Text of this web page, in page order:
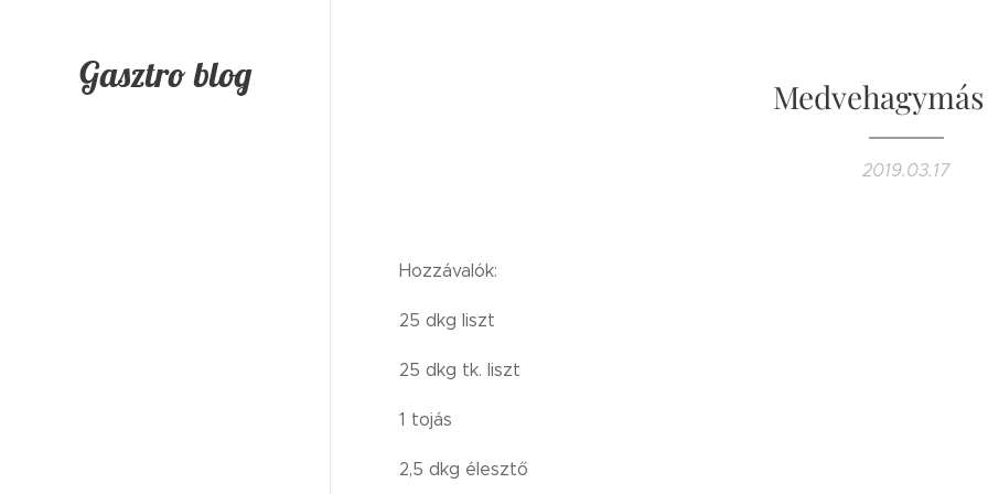
Gasztro blog
2019.03.17
Hozzávalók:
25 dkg liszt
25 dkg tk. liszt
1 tojás
2,5 dkg élesztő